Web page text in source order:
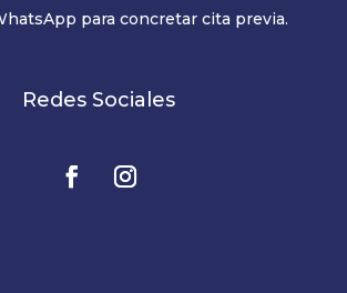
para concretar cita previa.
Redes Sociales